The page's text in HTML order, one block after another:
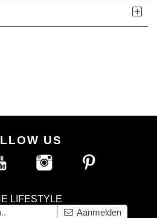
US
LIFESTYLE
Aanmelden